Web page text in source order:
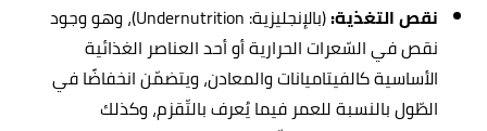
نقص التغذية:
(بالإنجليزية: Undernutrition)، وهو وجود
نقص في السّعرات الحرارية أو أحد العناصر الغذائية
الأساسية كالفيتاميانات والمعادن، ويتضمّن انخفاضًا في
الطّول بالنسبة للعمر فيما يُعرف بالتّقزم، وكذلك